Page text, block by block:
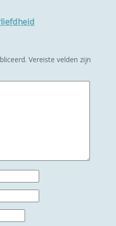
Vereiste velden zijn